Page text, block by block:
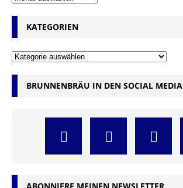
KATEGORIEN
BRUNNENBRÄU IN DEN SOCIAL MEDIA